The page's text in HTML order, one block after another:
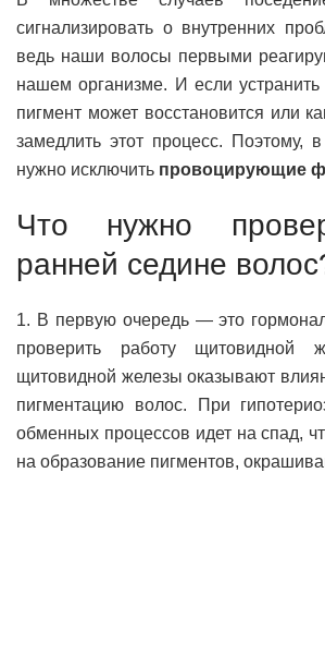
сигнализировать о внутренних
ведь наши волосы первыми
нашем организме. И если
пигмент может восстановится или
замедлить этот процесс. Поэтому,
нужно исключить провоцирующие
Что нужно
ранней седине
1. В первую очередь — это
проверить работу щитовидной
щитовидной железы оказывают
пигментацию волос. При
обменных процессов идет на спад,
на образование пигментов,